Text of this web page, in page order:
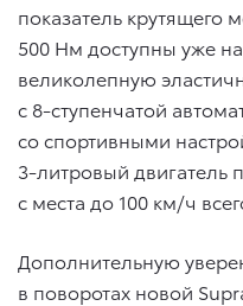
показатель
500 Нм доступны уже
великолепную
с 8-ступенчатой
со спортивными
3-литровый двигатель
с места до 100 км/ч
Дополнительную
в поворотах новой